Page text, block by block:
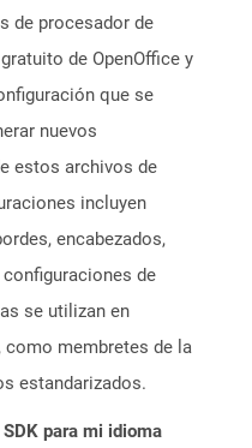
de procesador de
de OpenOffice y
que se
nuevos
estos archivos de
incluyen
encabezados,
de
se utilizan en
membretes de la
estandarizados.
para mi idioma